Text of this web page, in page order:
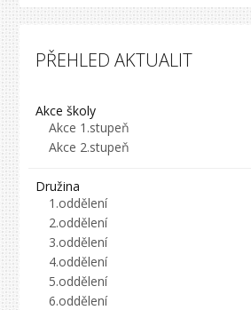
PŘEHLED AKTUALIT
Akce školy
Akce 1.stupeň
Akce 2.stupeň
Družina
1.oddělení
2.oddělení
3.oddělení
4.oddělení
5.oddělení
6.oddělení